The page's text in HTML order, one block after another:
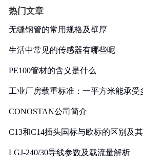
热门文章
无缝钢管的常用规格及壁厚
生活中常见的传感器有哪些呢
PE100管材的含义是什么
工业厂房载重标准：一平方米能承受
CONOSTAN公司简介
C13和C14插头国标与欧标的区别及
LGJ-240/30导线参数及载流量解析